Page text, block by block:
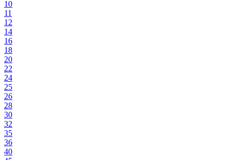
10
11
12
14
16
18
20
22
24
25
26
28
30
32
35
36
40